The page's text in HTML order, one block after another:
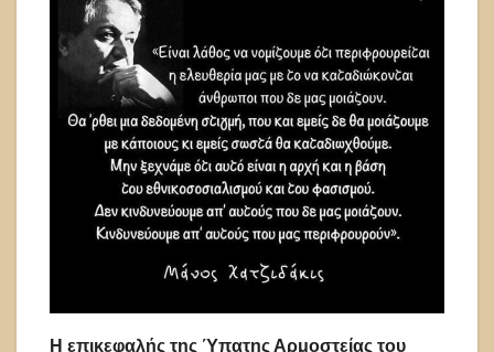
Η επικεφαλής της Ύπατης Αρμοστείας του